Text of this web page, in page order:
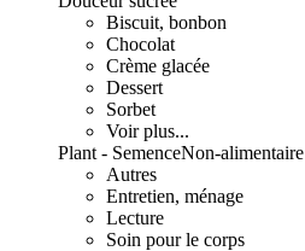
Biscuit, bonbon
Chocolat
Crème glacée
Dessert
Sorbet
Voir plus...
Plant - SemenceNon-alimentaire
Autres
Entretien, ménage
Lecture
Soin pour le corps